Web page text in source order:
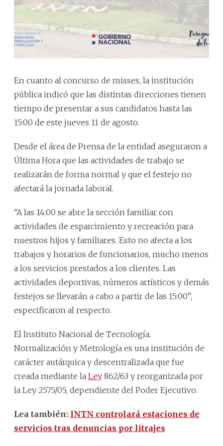
En cuanto al concurso de misses, la institución
pública indicó que las distintas direcciones tienen
tiempo de presentar a sus candidatos hasta las
15:00 de este jueves 11 de agosto.
Desde el área de Prensa de la entidad aseguraron a
Última Hora que las actividades de trabajo se
realizarán de forma normal y que el festejo no
afectará la jornada laboral.
“A las 14:00 se abre la sección familiar con
actividades de esparcimiento y recreación para
nuestros hijos y familiares. Esto no afecta a los
trabajos y horarios de funcionarios, mucho menos
a los servicios prestados a los clientes. Las
actividades deportivas, números artísticos y demás
festejos se llevarán a cabo a partir de las 15:00",
especificaron al respecto.
El Instituto Nacional de Tecnología,
Normalización y Metrología es una institución de
carácter autárquica y descentralizada que fue
creada mediante la Ley 862/63 y reorganizada por
la Ley 2575/05, dependiente del Poder Ejecutivo.
Lea también: INTN controlará estaciones de
servicios tras denuncias por litrajes